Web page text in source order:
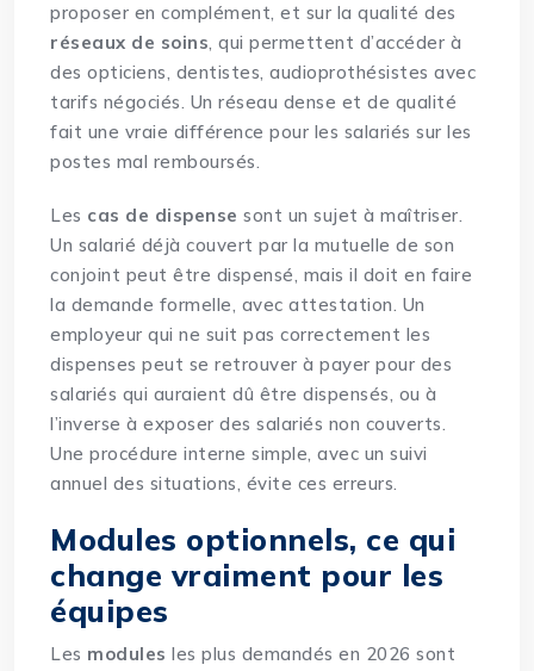
proposer en complément, et sur la qualité des
réseaux de soins, qui permettent d’accéder à
des opticiens, dentistes, audioprothésistes avec
tarifs négociés. Un réseau dense et de qualité
fait une vraie différence pour les salariés sur les
postes mal remboursés.
Les cas de dispense sont un sujet à maîtriser.
Un salarié déjà couvert par la mutuelle de son
conjoint peut être dispensé, mais il doit en faire
la demande formelle, avec attestation. Un
employeur qui ne suit pas correctement les
dispenses peut se retrouver à payer pour des
salariés qui auraient dû être dispensés, ou à
l’inverse à exposer des salariés non couverts.
Une procédure interne simple, avec un suivi
annuel des situations, évite ces erreurs.
Modules optionnels, ce qui
change vraiment pour les
équipes
Les modules les plus demandés en 2026 sont